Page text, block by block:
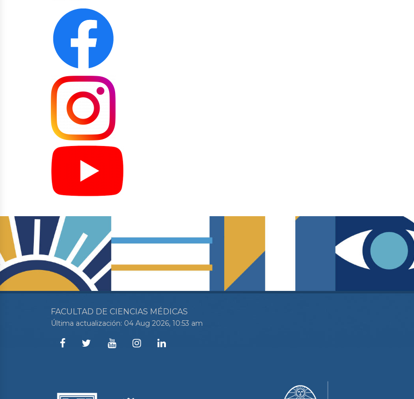
FACULTAD DE CIENCIAS MÉDICAS
Última actualización: 04 Aug 2026, 10:53 am